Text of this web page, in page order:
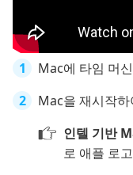
Mac에 타임 머
Mac을 재시작
인텔 기반
로 애플 로